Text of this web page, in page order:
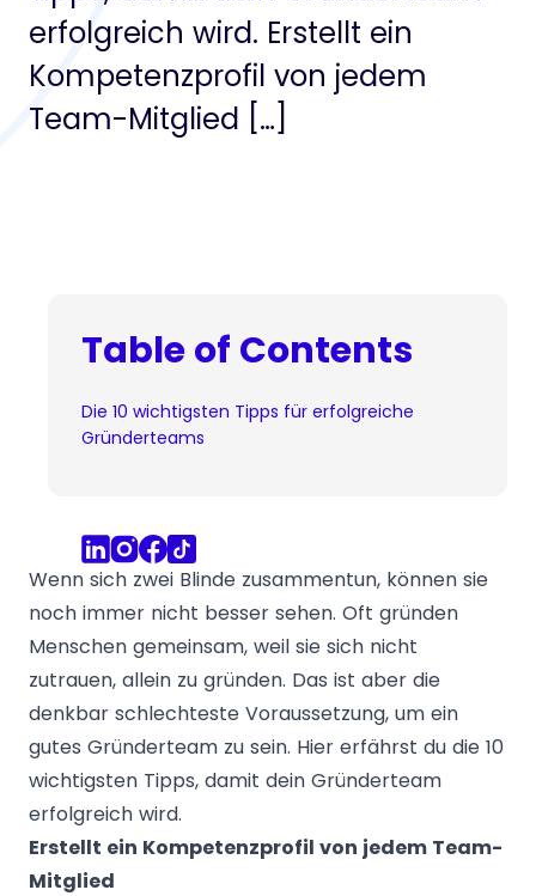
erfolgreich wird. Erstellt ein
Kompetenzprofil von jedem
Team-Mitglied […]
Table of Contents
Die 10 wichtigsten Tipps für erfolgreiche
Gründerteams
Wenn sich zwei Blinde zusammentun, können sie
noch immer nicht besser sehen. Oft gründen
Menschen gemeinsam, weil sie sich nicht
zutrauen, allein zu gründen. Das ist aber die
denkbar schlechteste Voraussetzung, um ein
gutes Gründerteam zu sein. Hier erfährst du die 10
wichtigsten Tipps, damit dein Gründerteam
erfolgreich wird.
Erstellt ein Kompetenzprofil von jedem Team-
Mitglied